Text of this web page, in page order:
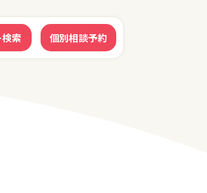
検索 個別相談予約